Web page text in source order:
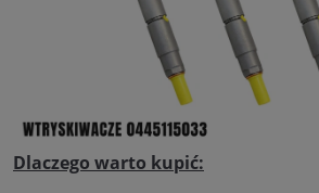
Dlaczego warto kupić: